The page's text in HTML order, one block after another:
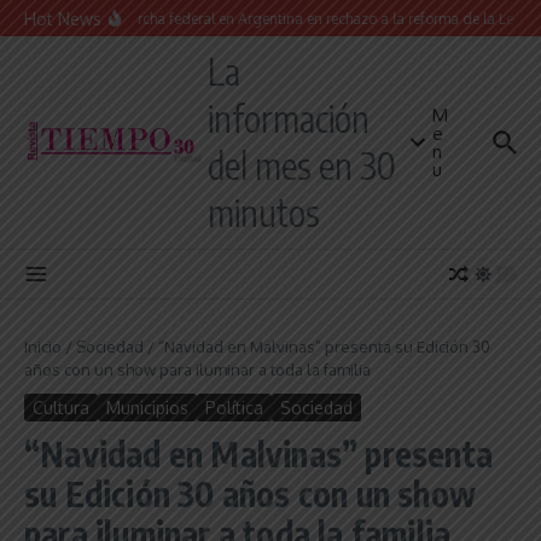
Saltar al contenido
Hot News
Masiva marcha federal en Argentina en rechazo a la reforma de la Ley de
La
información
del mes en 30
minutos
M
e
n
u
Inicio / Sociedad / “Navidad en Malvinas” presenta su Edición 30
años con un show para iluminar a toda la familia
Cultura Municipios Política Sociedad
“Navidad en Malvinas” presenta
su Edición 30 años con un show